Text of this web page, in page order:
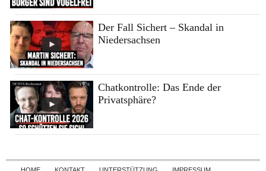
Der Fall Sichert – Skandal in
Niedersachsen
Chatkontrolle: Das Ende der
Privatsphäre?
Skip to content